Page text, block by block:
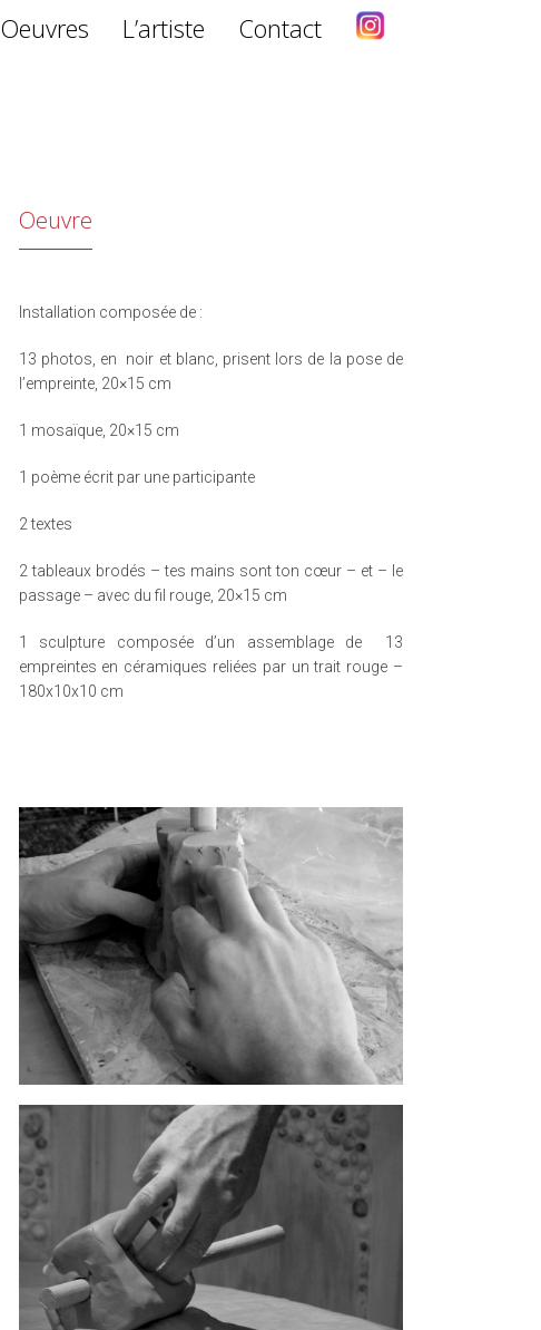
Oeuvres L’artiste Contact
Oeuvre
Installation composée de :
13 photos, en noir et blanc, prisent lors de la pose de
l’empreinte, 20×15 cm
1 mosaïque, 20×15 cm
1 poème écrit par une participante
2 textes
2 tableaux brodés – tes mains sont ton cœur – et – le
passage – avec du fil rouge, 20×15 cm
1 sculpture composée d’un assemblage de 13
empreintes en céramiques reliées par un trait rouge –
180x10x10 cm